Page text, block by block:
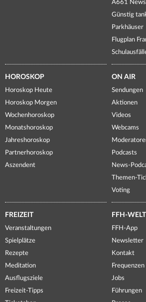
A661 News
Günstig
Parkhäuser
Flugplan
HOROSKOP
Horoskop Heute
Horoskop Morgen
Wochenhoroskop
Monatshoroskop
Jahreshoroskop
Partnerhoroskop
Aszendent
ON AIR
Sendungen
Aktionen
Videos
Webcams
Podcasts
News-
Themen-
Voting
FREIZEIT
Veranstaltungen
Spielplätze
Rezepte
Meditation
Ausflugsziele
Freizeit-Tipps
FFH-WELT
FFH-App
Newsletter
Kontakt
Frequenzen
Jobs
Führungen